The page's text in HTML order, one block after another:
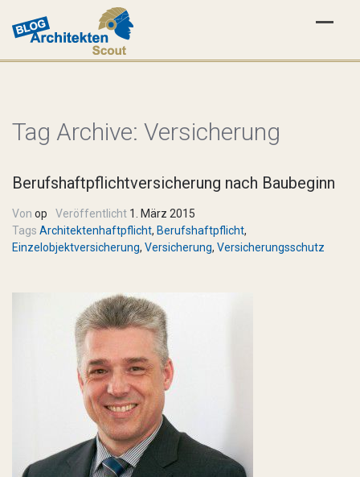
Tag Archive: Versicherung
Berufshaftpflichtversicherung nach Baubeginn
Von op Veröffentlicht 1. März 2015
Tags Architektenhaftpflicht, Berufshaftpflicht,
Einzelobjektversicherung, Versicherung, Versicherungsschutz